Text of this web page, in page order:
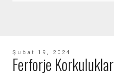
Şubat 19, 2024
Ferforje Korkuluklar